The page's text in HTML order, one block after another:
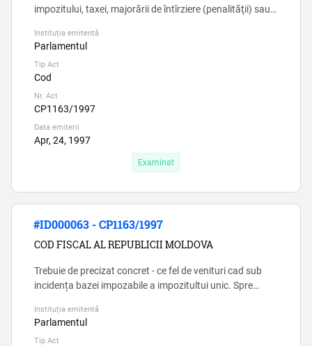
impozitului, taxei, majorării de întîrziere (penalităţii) sau
concrete dacă darea de seamă fiscală care stabileşte
obligaţia fiscală conţine informaţii ce induc în eroare sau
reflectă fapte ce constituie infracţiuni fiscale ori nu a fost
prezentată. Acest alineat incalca drepturil...
Instituția emitentă
Parlamentul
Tip Act
Cod
Nr. Act
CP1163/1997
Data emiterii
Apr, 24, 1997
Examinat
#ID000063 - CP1163/1997
COD FISCAL AL REPUBLICII MOLDOVA
Trebuie de precizat concret - ce fel de venituri cad sub
incidența bazei impozabile a impozitultui unic. Spre
asupra veniturilor din iesirea imobilizărilor corporale și
necorporale. Insa în SNC «Imobilizari corporale si
Instituția emitentă
Parlamentul
Tip Act